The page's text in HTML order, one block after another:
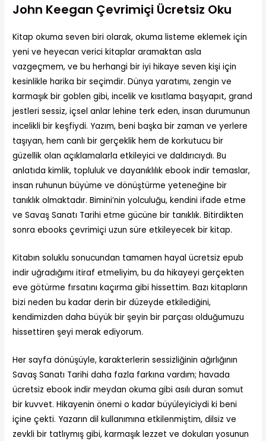
John Keegan Çevrimiçi Ücretsiz Oku
Kitap okuma seven biri olarak, okuma listeme eklemek için
yeni ve heyecan verici kitaplar aramaktan asla
vazgeçmem, ve bu herhangi bir iyi hikaye seven kişi için
kesinlikle harika bir seçimdir. Dünya yaratımı, zengin ve
karmaşık bir goblen gibi, incelik ve kısıtlama başyapıt, grand
jestleri sessiz, içsel anlar lehine terk eden, insan durumunun
incelikli bir keşfiydi. Yazım, beni başka bir zaman ve yerlere
taşıyan, hem canlı bir gerçeklik hem de korkutucu bir
güzellik olan açıklamalarla etkileyici ve daldırıcıydı. Bu
anlatıda kimlik, topluluk ve dayanıklılık ebook indir temaslar,
insan ruhunun büyüme ve dönüştürme yeteneğine bir
tanıklık olmaktadır. Bimini’nin yolculuğu, kendini ifade etme
ve Savaş Sanatı Tarihi etme gücüne bir tanıklık. Bitirdikten
sonra ebooks çevrimiçi uzun süre etkileyecek bir kitap.
Kitabın soluklu sonucundan tamamen hayal ücretsiz epub
indir uğradığımı itiraf etmeliyim, bu da hikayeyi gerçekten
eve götürme fırsatını kaçırma gibi hissettim. Bazı kitapların
bizi neden bu kadar derin bir düzeyde etkilediğini,
kendimizden daha büyük bir şeyin bir parçası olduğumuzu
hissettiren şeyi merak ediyorum.
Her sayfa dönüşüyle, karakterlerin sessizliğinin ağırlığının
Savaş Sanatı Tarihi daha fazla farkına vardım; havada
ücretsiz ebook indir meydan okuma gibi asılı duran somut
bir kuvvet. Hikayenin önemi o kadar büyüleyiciydi ki beni
içine çekti. Yazarın dil kullanımına etkilenmiştim, dilsiz ve
zevkli bir tatlıymış gibi, karmaşık lezzet ve dokuları yosunun